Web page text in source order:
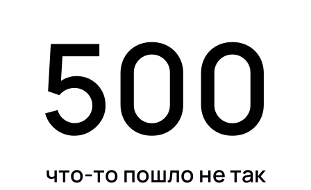
500
что-то пошло не так